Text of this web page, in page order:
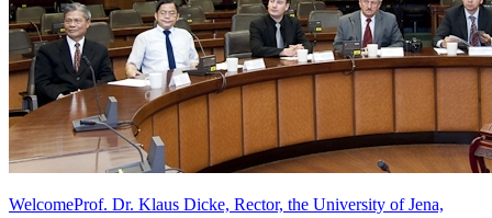
WelcomeProf. Dr. Klaus Dicke, Rector, the University of Jena,